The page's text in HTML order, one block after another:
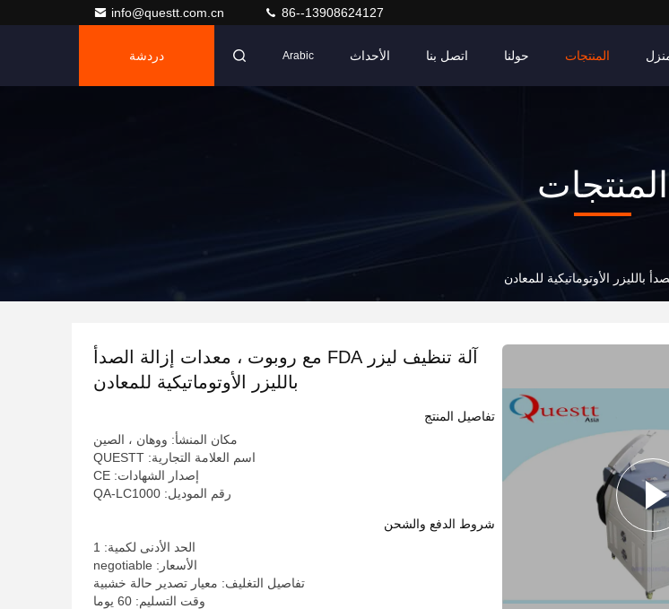
info@questt.com.cn 86--13908624127
المنتجات حولنا اتصل بنا الأحداث Arabic دردشة
المنتجات
آلة تنظيف ليزر FDA مع روبوت ، معدات إزالة الصدأ
بالليزر الأوتوماتيكية للمعادن
تفاصيل المنتج
مكان المنشأ: ووهان ، الصين
اسم العلامة التجارية: QUESTT
إصدار الشهادات: CE
رقم الموديل: QA-LC1000
شروط الدفع والشحن
الحد الأدنى لكمية: 1
الأسعار: negotiable
تفاصيل التغليف: معيار تصدير حالة خشبية
وقت التسليم: 60 يوما